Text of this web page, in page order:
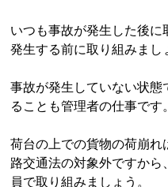
いつも事故が発生した後
発生する前に取り組みまし
事故が発生していない状態
ることも管理者の仕事です。
荷台の上での貨物の荷崩れ
路交通法の対象外ですか
員で取り組みましょう。